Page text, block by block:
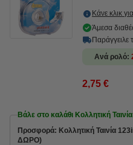
Κάνε κλικ
Άμεσα
Ανά ρολό
2,75 €
Βάλε στο καλάθι Κολλητική Ταινία
Προσφορά: Κολλητική Ταινία 123ink 19 mm x 33 m (7+1
ΔΩΡΟ)